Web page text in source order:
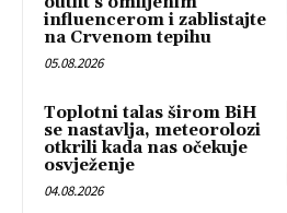
influencerom i zablistajte
na Crvenom tepihu
05.08.2026
Toplotni talas širom BiH
se nastavlja, meteorolozi
otkrili kada nas očekuje
osvježenje
04.08.2026